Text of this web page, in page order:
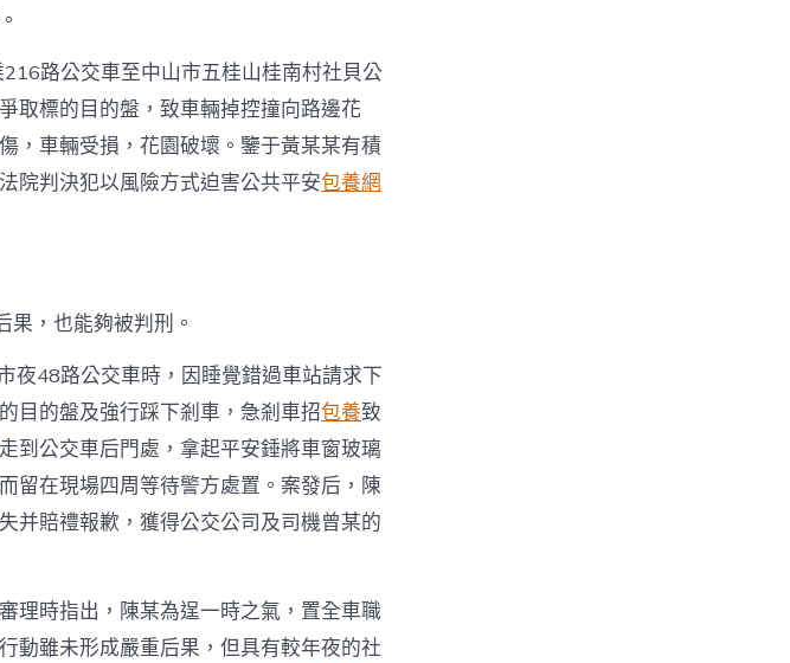
路公交車至中山市五桂山桂南村社貝公
取標的目的盤，致車輛掉控撞向路邊花
，車輛受損，花園破壞。鑒于黃某某有積
院判決犯以風險方式迫害公共平安包養網
果，也能夠被判刑。
夜48路公交車時，因睡覺錯過車站請求下
目的盤及強行踩下剎車，急剎車招包養致
到公交車后門處，拿起平安錘將車窗玻璃
留在現場四周等待警方處置。案發后，陳
并賠禮報歉，獲得公交公司及司機曾某的
理時指出，陳某為逞一時之氣，置全車職
動雖未形成嚴重后果，但具有較年夜的社